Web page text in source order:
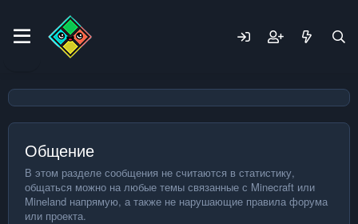
Общение
В этом разделе сообщения не считаются в статистику,
общаться можно на любые темы связанные с Minecraft или
Mineland напрямую, а также не нарушающие правила форума
или проекта.